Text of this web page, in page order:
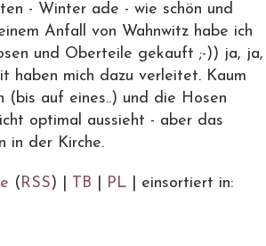
- Winter ade - wie schön und
Anfall von Wahnwitz habe ich
und Oberteile gekauft ;-)) ja, ja,
haben mich dazu verleitet. Kaum
(bis auf eines..) und die Hosen
optimal aussieht - aber das
in der Kirche.
(RSS) | TB PL
einsortiert in: